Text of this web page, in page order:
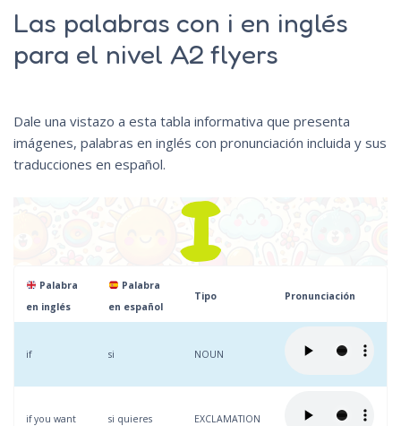
Las palabras con i en inglés
para el nivel A2 flyers
Dale una vistazo a esta tabla informativa que presenta
imágenes, palabras en inglés con pronunciación incluida y sus
traducciones en español.
Palabra
en inglés
Palabra
en español
Tipo Pronunciación
if si NOUN
if you want si quieres EXCLAMATION